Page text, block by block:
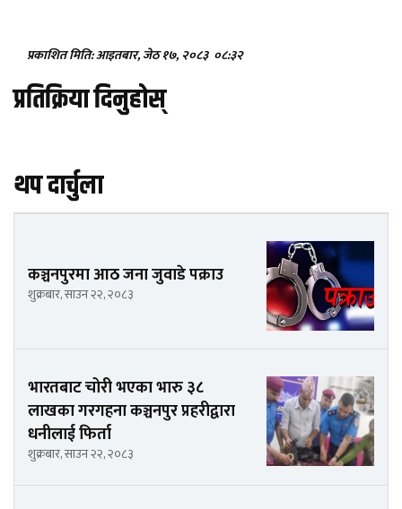
प्रकाशित मिति: आइतबार, जेठ १७, २०८३ ०८:३२
प्रतिक्रिया दिनुहोस्
थप दार्चुला
कञ्चनपुरमा आठ जना जुवाडे पक्राउ
शुक्रबार, साउन २२, २०८३
भारतबाट चोरी भएका भारु ३८
लाखका गरगहना कञ्चनपुर प्रहरीद्वारा
धनीलाई फिर्ता
शुक्रबार, साउन २२, २०८३